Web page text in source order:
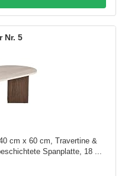
5
cm x 60 cm, Travertine &
Spanplatte, 18 ...